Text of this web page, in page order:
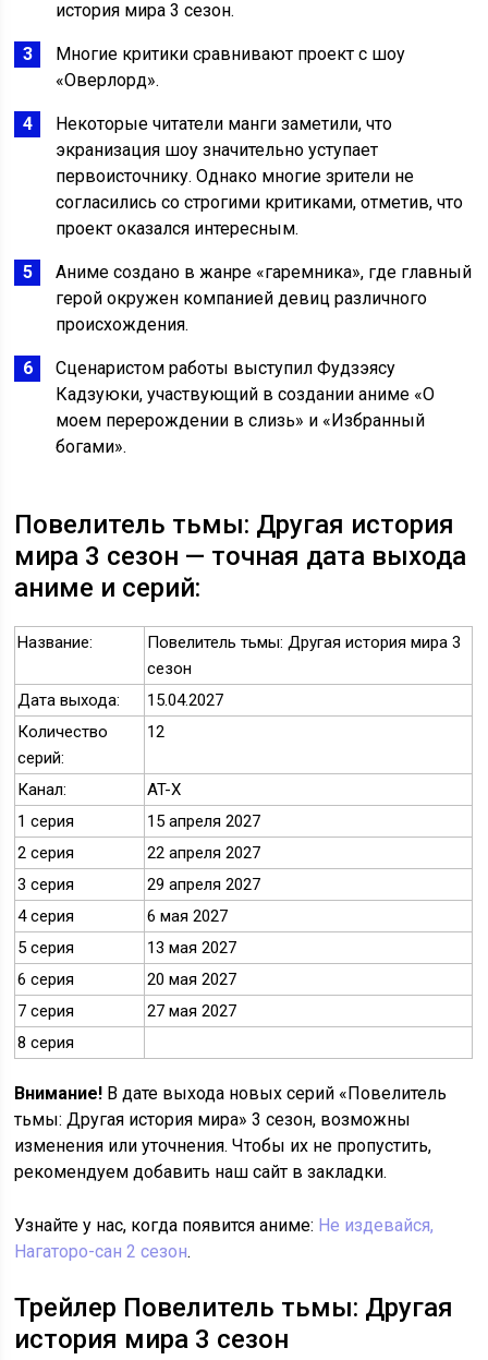
история мира 3 сезон.
Многие критики сравнивают проект с шоу
«Оверлорд».
Некоторые читатели манги заметили, что
экранизация шоу значительно уступает
первоисточнику. Однако многие зрители не
согласились со строгими критиками, отметив, что
проект оказался интересным.
Аниме создано в жанре «гаремника», где главный
герой окружен компанией девиц различного
происхождения.
Сценаристом работы выступил Фудзэясу
Кадзуюки, участвующий в создании аниме «О
моем перерождении в слизь» и «Избранный
богами».
Повелитель тьмы: Другая история
мира 3 сезон — точная дата выхода
аниме и серий:
Название:
Повелитель тьмы: Другая история мира 3
сезон
Дата выхода:
15.04.2027
Количество
серий:
12
Канал:
AT-X
1 серия
15 апреля 2027
2 серия
22 апреля 2027
3 серия
29 апреля 2027
4 серия
6 мая 2027
5 серия
13 мая 2027
6 серия
20 мая 2027
7 серия
27 мая 2027
8 серия
Внимание! В дате выхода новых серий «Повелитель
тьмы: Другая история мира» 3 сезон, возможны
изменения или уточнения. Чтобы их не пропустить,
рекомендуем добавить наш сайт в закладки.
Узнайте у нас, когда появится аниме: Не издевайся,
Нагаторо-сан 2 сезон.
Трейлер Повелитель тьмы: Другая
история мира 3 сезон